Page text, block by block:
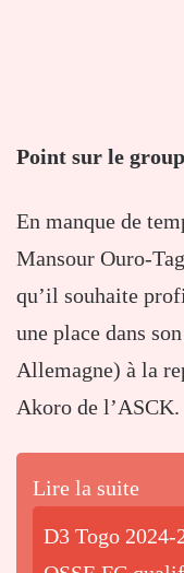
Point sur le
En manque de
Mansour Ouro-
qu’il souhaite
une place dans
Allemagne) à la
Akoro de l’ASCK.
Lire la suite
D3 Togo